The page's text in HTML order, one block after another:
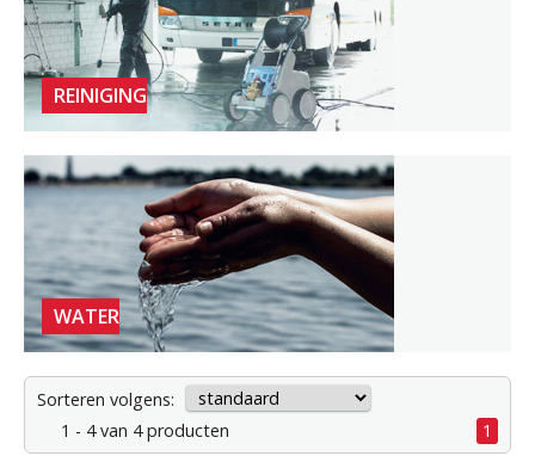
REINIGING
WATER
Sorteren volgens:
1 - 4 van 4 producten
1